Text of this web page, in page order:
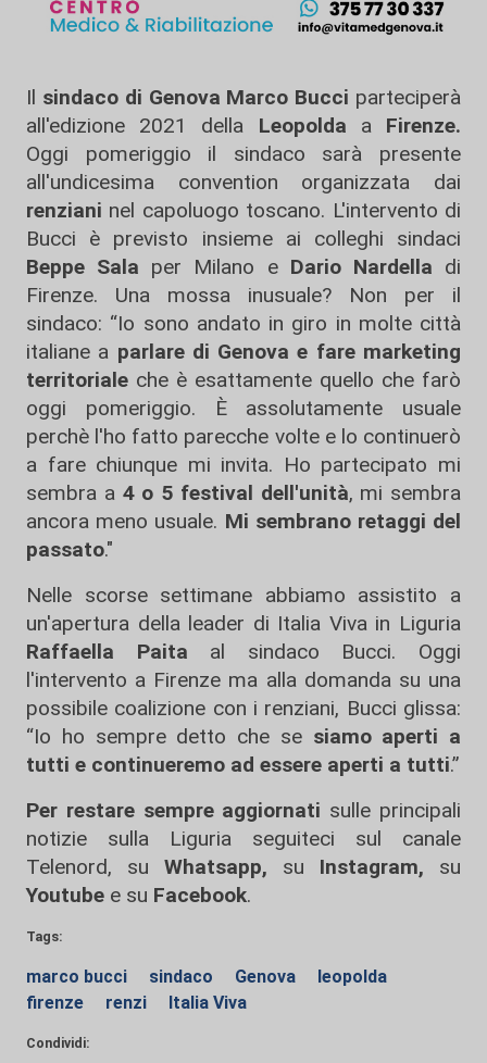
Il sindaco di Genova Marco Bucci parteciperà
all'edizione 2021 della Leopolda a Firenze.
Oggi pomeriggio il sindaco sarà presente
all'undicesima convention organizzata dai
renziani nel capoluogo toscano. L'intervento di
Bucci è previsto insieme ai colleghi sindaci
Beppe Sala per Milano e Dario Nardella di
Firenze. Una mossa inusuale? Non per il
sindaco: “Io sono andato in giro in molte città
italiane a parlare di Genova e fare marketing
territoriale che è esattamente quello che farò
oggi pomeriggio. È assolutamente usuale
perchè l'ho fatto parecche volte e lo continuerò
a fare chiunque mi invita. Ho partecipato mi
sembra a 4 o 5 festival dell'unità, mi sembra
ancora meno usuale. Mi sembrano retaggi del
passato."
Nelle scorse settimane abbiamo assistito a
un'apertura della leader di Italia Viva in Liguria
Raffaella Paita al sindaco Bucci. Oggi
l'intervento a Firenze ma alla domanda su una
possibile coalizione con i renziani, Bucci glissa:
“Io ho sempre detto che sesiamo aperti a
tutti e continueremo ad essere aperti a tutti.”
Per restare sempre aggiornati sulle principali
notizie sulla Liguria seguiteci sul canale
Telenord, su
Whatsapp, su Instagram, su
Youtube e su Facebook.
Tags:
marco bucci sindaco Genova
leopolda
firenze
renzi Italia Viva
Condividi: